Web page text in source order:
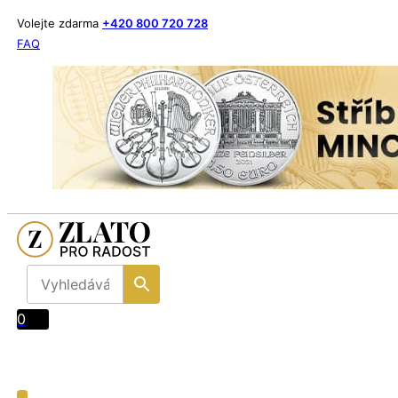
Volejte zdarma +420 800 720 728
FAQ
0